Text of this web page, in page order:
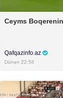
Ceyms
Qafqazinfo.az
Dünən 22:58